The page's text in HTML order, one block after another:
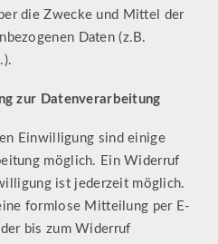
die Zwecke und Mittel der
Daten (z.B.
zur Datenverarbeitung
Einwilligung sind einige
möglich. Ein Widerruf
ist jederzeit möglich.
formlose Mitteilung per E-
bis zum Widerruf